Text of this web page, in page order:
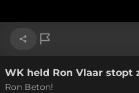
Link kopiëren
WK held Ron Vlaar stopt
Ron Beton!